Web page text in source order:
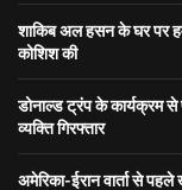
शाकिब अल हसन के घर पर
कोशिश की
डोनाल्ड ट्रंप के कार्यक्रम
व्यक्ति गिरफ्तार
अमेरिका-ईरान वार्ता से